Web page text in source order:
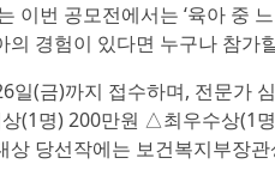
이번 공모전에서는 ‘육아 중
의 경험이 있다면 누구나 참가
일(금)까지 접수하며, 전문가
(1명) 200만원 △최우수상(1
상 당선작에는 보건복지부장